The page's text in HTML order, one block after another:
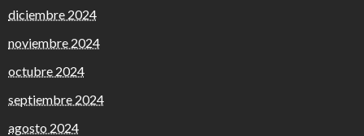
diciembre 2024
noviembre 2024
octubre 2024
septiembre 2024
agosto 2024